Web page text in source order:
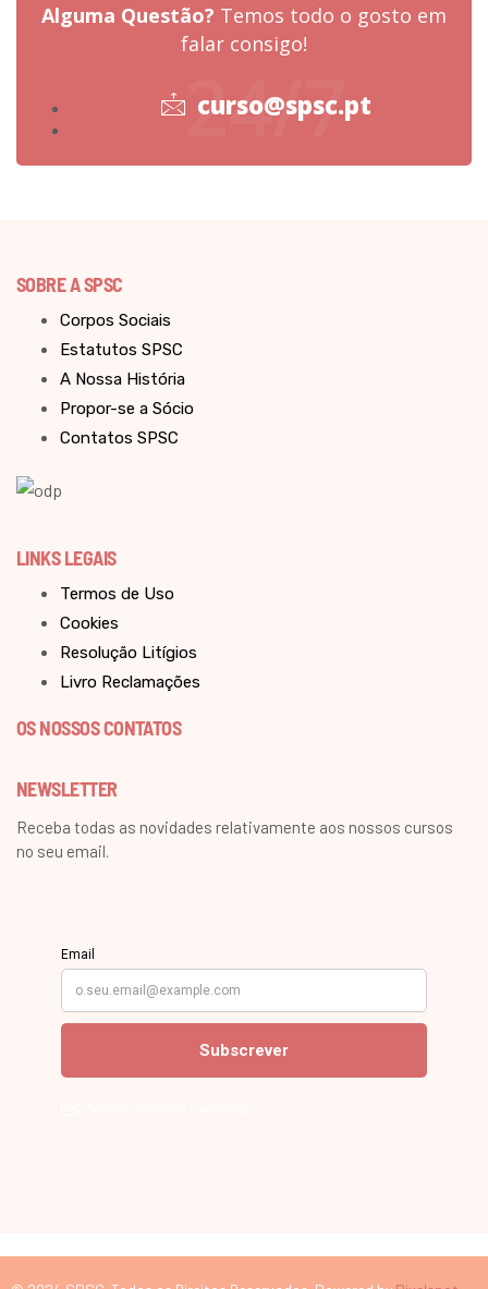
Alguma Questão? Temos todo o gosto em
falar consigo!
curso@spsc.pt
24/7
SOBRE A SPSC
Corpos Sociais
Estatutos SPSC
A Nossa História
Propor-se a Sócio
Contatos SPSC
LINKS LEGAIS
Termos de Uso
Cookies
Resolução Litígios
Livro Reclamações
OS NOSSOS CONTATOS
NEWSLETTER
Receba todas as novidades relativamente aos nossos cursos
no seu email.